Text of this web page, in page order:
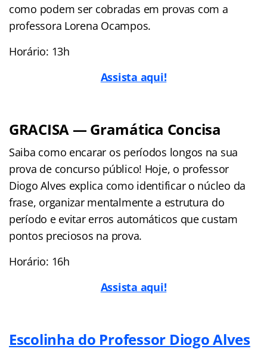
como podem ser cobradas em provas com a
professora Lorena Ocampos.
Horário: 13h
Assista aqui!
GRACISA — Gramática Concisa
Saiba como encarar os períodos longos na sua
prova de concurso público! Hoje, o professor
Diogo Alves explica como identificar o núcleo da
frase, organizar mentalmente a estrutura do
período e evitar erros automáticos que custam
pontos preciosos na prova.
Horário: 16h
Assista aqui!
Escolinha do Professor Diogo Alves